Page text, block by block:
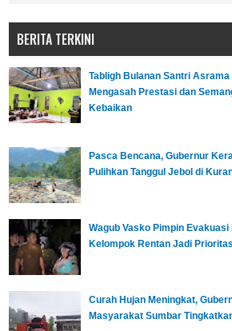
BERITA TERKINI
Tabligh Bulanan Santri
Mengasah Prestasi dan
Kebaikan
Pasca Bencana, Gubernur
Pulihkan Tanggul Jebol di
Wagub Vasko Pimpin
Kelompok Rentan Jadi Prioritas
Curah Hujan Meningkat,
Masyarakat Sumbar